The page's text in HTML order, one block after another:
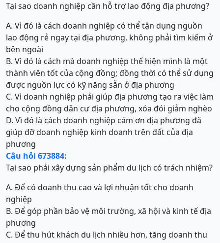
Tại sao doanh nghiệp cần hỗ trợ lao động địa phương?
A. Vì đó là cách doanh nghiệp có thể tận dụng nguồn
lao động rẻ ngay tại địa phương, không phải tìm kiếm ở
bên ngoài
B. Vì đó là cách mà doanh nghiệp thể hiện mình là một
thành viên tốt của cộng đồng; đồng thời có thể sử dụng
được nguồn lực có kỹ năng sẵn ở địa phương
C. Vì doanh nghiệp phải giúp địa phương tạo ra việc làm
cho cộng đồng dân cư địa phương, xóa đói giảm nghèo
D. Vì đó là cách doanh nghiệp cám ơn địa phương đã
giúp đỡ doanh nghiệp kinh doanh trên đất của địa
phương
Câu hỏi 673884:
Tại sao phải xây dựng sản phẩm du lịch có trách nhiệm?
A. Để có doanh thu cao và lợi nhuận tốt cho doanh
nghiệp
B. Để góp phần bảo vệ môi trường, xã hội và kinh tế địa
phương
C. Để thu hút khách du lịch nhiều hơn, tăng doanh thu